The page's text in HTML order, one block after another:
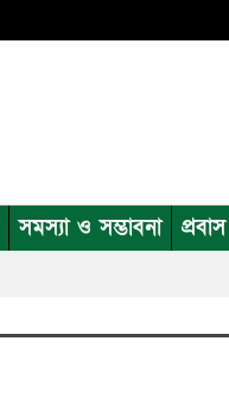
সমস্যা ও সম্ভাবনা